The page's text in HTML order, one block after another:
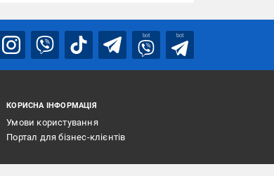
bot bot
КОРИСНА ІНФОРМАЦІЯ
Умови користування
Портал для бізнес-клієнтів